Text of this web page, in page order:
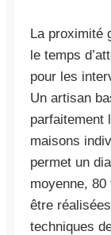
La proximité
le temps
pour les
Un artisan
parfaitement
maisons
permet un
moyenne,
être
techniques